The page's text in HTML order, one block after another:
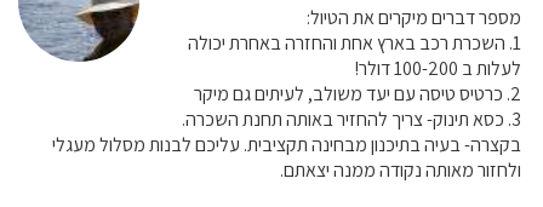
מספר דברים מיקרים את הטיול:
1. השכרת רכב בארץ אחת והחזרה באחרת יכולה
לעלות ב 100-200 דולר!
2. כרטיס טיסה עם יעד משולב, לעיתים גם מיקר
3. כסא תינוק- צריך להחזיר באותה תחנת השכרה.
בקצרה- בעיה בתיכנון מבחינה תקציבית. עליכם לבנות מסלול מעגלי
ולחזור מאותה נקודה ממנה יצאתם.